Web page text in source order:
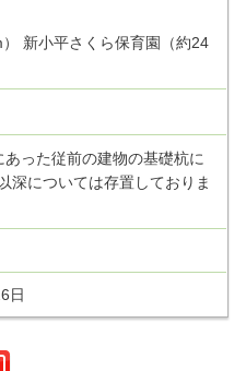
新小平さくら保育園（約24
った従前の建物の基礎杭に
深については存置しておりま
日